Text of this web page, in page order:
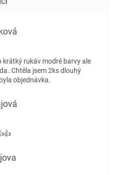
je 4 z 5 hvězdiček.
krátký rukáv modré barvy ale
jsem 2ks dlouhý
objednávka.
je 5 z 5 hvězdiček.
je 5 z 5 hvězdiček.